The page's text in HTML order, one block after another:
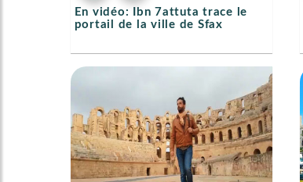
En vidéo: Ibn 7attuta trace le
portail de la ville de Sfax